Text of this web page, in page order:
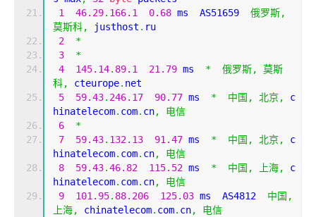
1
46.29. 166.1 0.68 ms  AS51659 俄罗斯,
莫斯科,
justhost . ru
2
*
3
*
4
145.14. 89.1 21.79 ms * 俄罗斯,
莫斯
科,
cteurope. net
5
59.43. 246.17 90.77 ms * 中国, 北京,
c
hinatelecom. com. cn,
电信
6
*
7
59.43. 132.13 91.47 ms * 中国, 北京,
c
hinatelecom. com. cn,
电信
8
59.43.46.82 115.52 ms * 中国, 上海,
c
hinatelecom. com. cn,
电信
9
101.95. 88.206 125.03 ms  AS4812 中国,
上海,
chinatelecom. com. cn,
电信